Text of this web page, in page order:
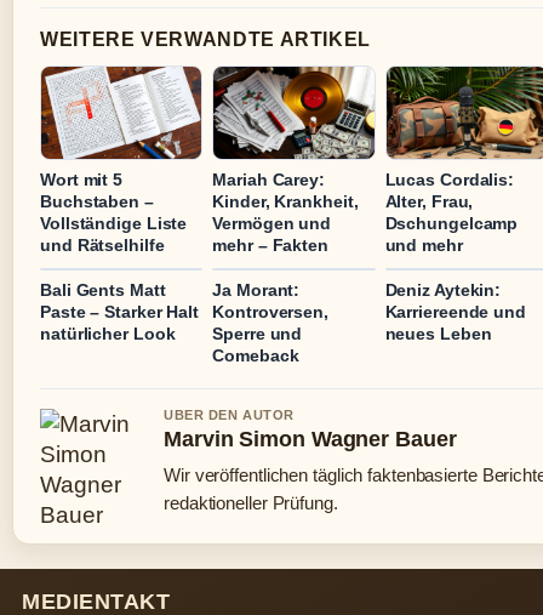
WEITERE VERWANDTE ARTIKEL
Wort mit 5
Buchstaben –
Vollständige Liste
und Rätselhilfe
Mariah Carey:
Kinder, Krankheit,
Vermögen und
mehr – Fakten
Lucas Cordalis:
Alter, Frau,
Dschungelcamp
und mehr
Bali Gents Matt
Paste – Starker Halt
natürlicher Look
Ja Morant:
Kontroversen,
Sperre und
Comeback
Deniz Aytekin:
Karriereende und
neues Leben
UBER DEN AUTOR
Marvin Simon Wagner Bauer
Wir veröffentlichen täglich faktenbasierte
redaktioneller Prüfung.
MEDIENTAKT